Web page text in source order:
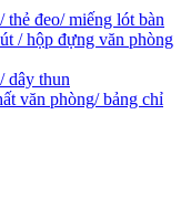
đeo/ miếng lót bàn
/ hộp đựng văn phòng
dây thun
văn phòng/ bảng chỉ